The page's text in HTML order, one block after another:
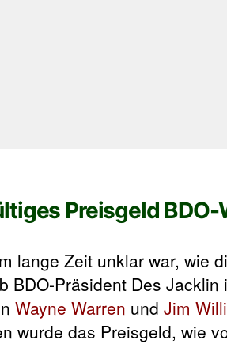
Preisgeld
lange Zeit unklar war, wie
BDO-Präsident Des
Wayne Warren und Jim
wurde das Preisgeld, wie